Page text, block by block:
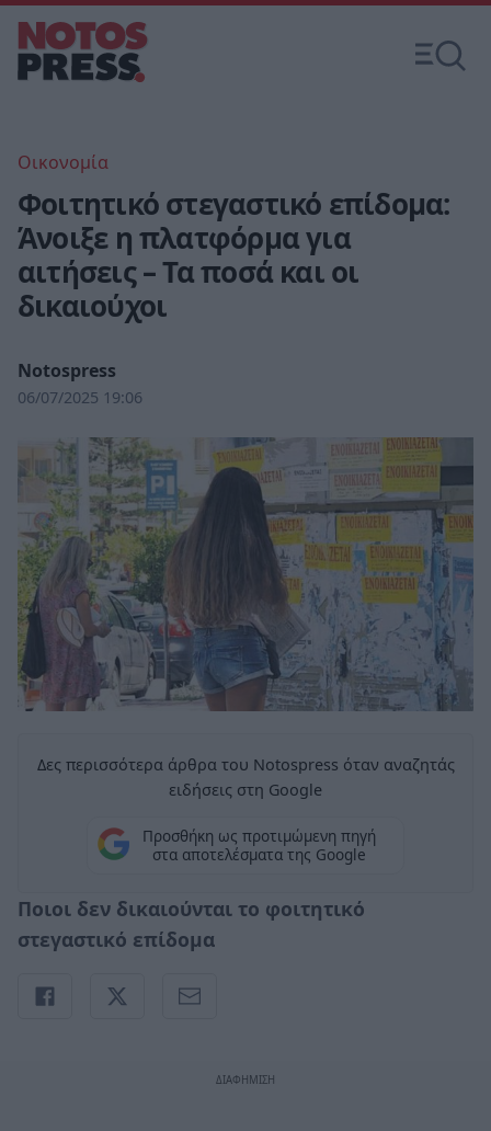
Οικονομία
Φοιτητικό στεγαστικό επίδομα:
Άνοιξε η πλατφόρμα για
αιτήσεις – Τα ποσά και οι
δικαιούχοι
Notospress
06/07/2025 19:06
Δες περισσότερα άρθρα του Notospress όταν αναζητάς
ειδήσεις στη Google
Προσθήκη ως προτιμώμενη πηγή
στα αποτελέσματα της Google
Ποιοι δεν δικαιούνται το φοιτητικό
στεγαστικό επίδομα